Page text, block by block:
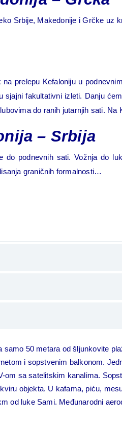
Srbije, Makedonije i Grčke uz
na prelepu Kefaloniju u
fakultativni izleti. Danju
do ranih jutarnjih sati.
– Srbija
do podnevnih sati. Vožnja do
graničnih formalnosti…
50 metara od šljunkovite
i sopstvenim balkonom.
sa satelitskim kanalima.
objekta. U kafama, piću,
od luke Sami. Međunarodni